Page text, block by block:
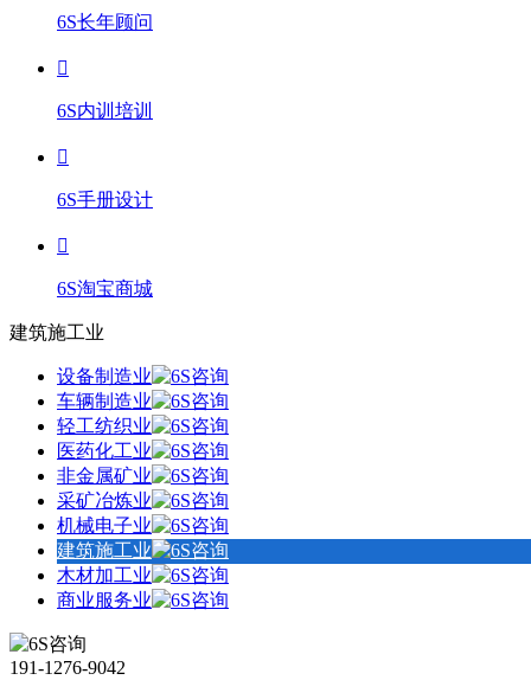
6S长年顾问
6S内训培训
6S手册设计
6S淘宝商城
建筑施工业
设备制造业
车辆制造业
轻工纺织业
医药化工业
非金属矿业
采矿冶炼业
机械电子业
建筑施工业
木材加工业
商业服务业
191-1276-9042